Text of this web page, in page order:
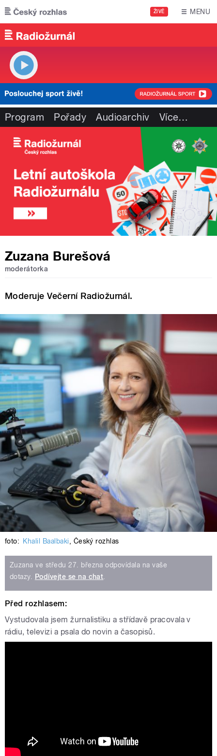
Přejít k hlavnímu obsahu
ŽIVĚ MENU
Program Pořady Audioarchiv Více…
Zuzana Burešová
moderátorka
Moderuje Večerní Radiožurnál.
foto: Khalil Baalbaki, Český rozhlas
Zuzana ve středu 27. března odpovídala na vaše
dotazy.
Podívejte se na chat
Před rozhlasem:
Vystudovala jsem žurnalistiku a střídavě pracovala v
rádiu, televizi a psala do novin a časopisů.